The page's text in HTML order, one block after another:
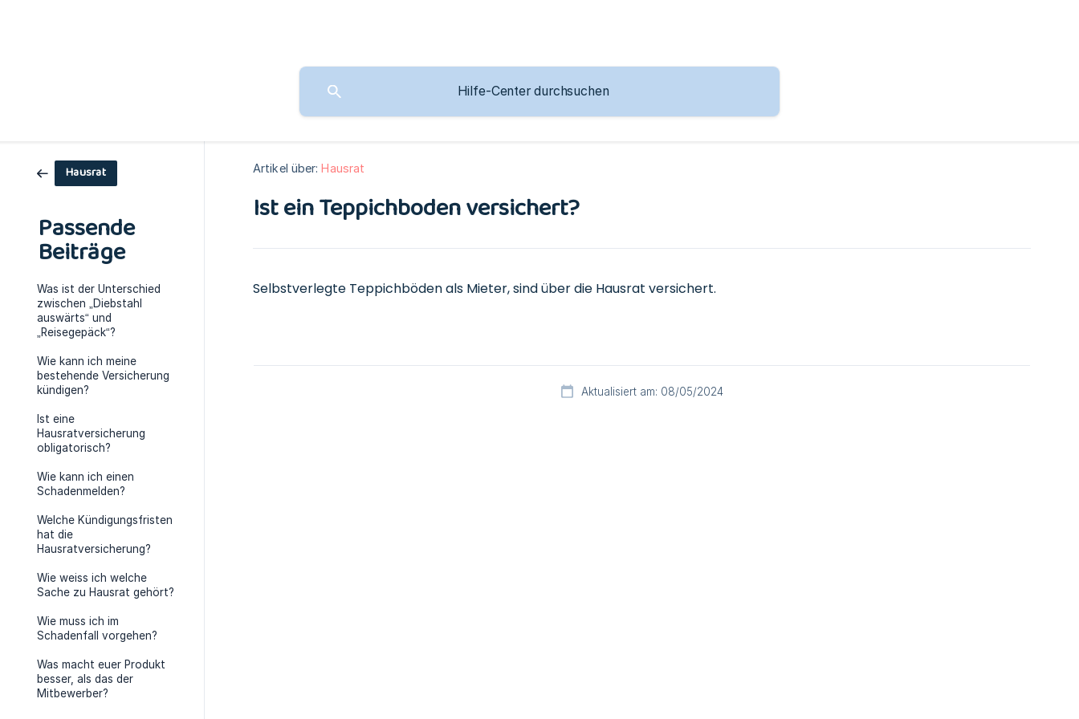
Hausrat
Passende
Beiträge
Was ist der Unterschied
zwischen „Diebstahl
auswärts“ und
„Reisegepäck“?
Wie kann ich meine
bestehende Versicherung
kündigen?
Ist eine
Hausratversicherung
obligatorisch?
Wie kann ich einen
Schadenmelden?
Welche Kündigungsfristen
hat die
Hausratversicherung?
Wie weiss ich welche
Sache zu Hausrat gehört?
Wie muss ich im
Schadenfall vorgehen?
Was macht euer Produkt
besser, als das der
Mitbewerber?
Artikel über: Hausrat
Ist ein Teppichboden versichert?
Selbstverlegte Teppichböden als Mieter, sind über die Hausrat versichert.
Aktualisiert am: 08/05/2024